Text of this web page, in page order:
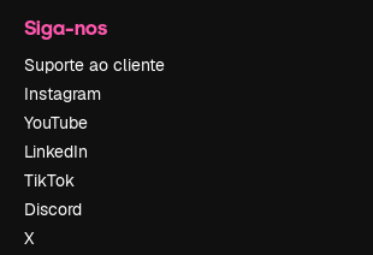
Siga-nos
Suporte ao cliente
Instagram
YouTube
LinkedIn
TikTok
Discord
X